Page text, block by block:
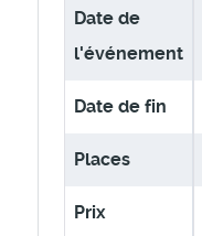
Date de
l'événement
Date de fin
Places
Prix